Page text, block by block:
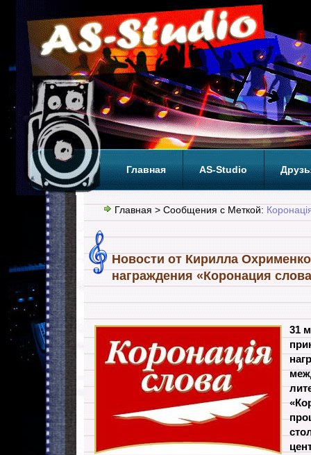
Главная AS-Studio
Теги ТОП
Главная > Сообщения с Меткой:
Новости от Кирилла
награждения «Коронация
31